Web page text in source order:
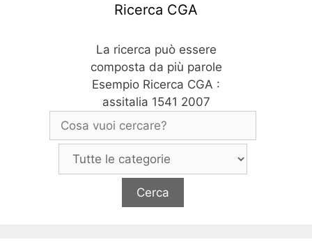
Ricerca CGA
La ricerca può essere
composta da più parole
Esempio Ricerca CGA :
assitalia 1541 2007